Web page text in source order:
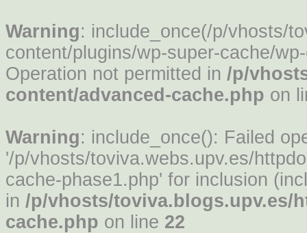
Warning: include_once(/p/vhosts/
content/plugins/wp-super-cache/
Operation not permitted in /p/
content/advanced-cache.php on
Warning: include_once(): Failed
'/p/vhosts/toviva.webs.upv.es/
cache-phase1.php' for inclusion
in /p/vhosts/toviva.blogs.upv.es/
cache.php on line 22